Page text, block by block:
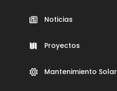
 Noticias
 Proyectos
 Mantenimiento Solar